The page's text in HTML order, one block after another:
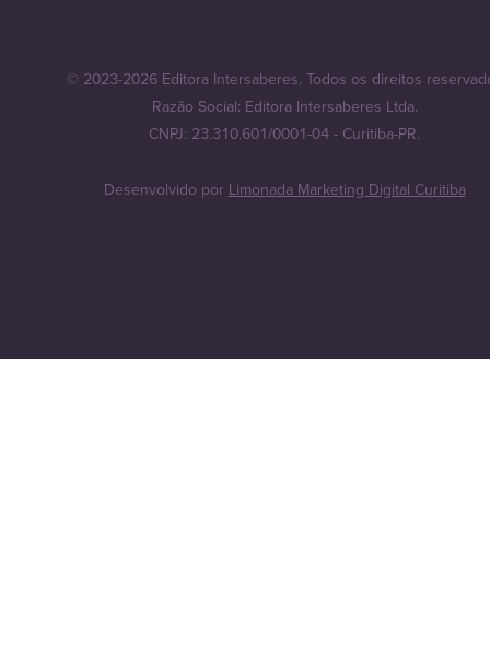
© 2023-2026 Editora Intersaberes. Todos os direitos
Razão Social: Editora Intersaberes Ltda.
CNPJ: 23.310.601/0001-04 - Curitiba-PR.
Desenvolvido porLimonada Marketing Digital Curitiba